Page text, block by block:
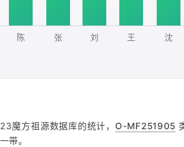
陈 张 刘 王 沈
魔方祖源数据库的统计， O-MF251905
带。